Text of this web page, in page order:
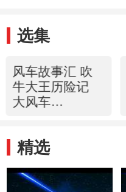
选集
风车故事汇 吹
牛大王历险记
大风车
精选